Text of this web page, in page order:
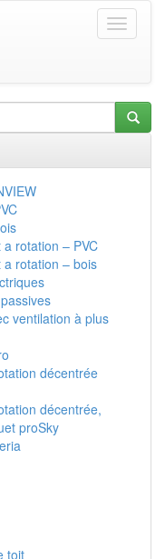
rotation – PVC
rotation – bois
ventilation à plus
décentrée
décentrée,
proSky
toit